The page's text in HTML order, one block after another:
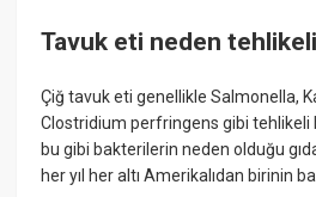
Tavuk eti neden
Çiğ tavuk eti genellikle Salmonella,
Clostridium perfringens gibi tehlikeli
bu gibi bakterilerin neden olduğu
her yıl her altı Amerikalıdan birinin